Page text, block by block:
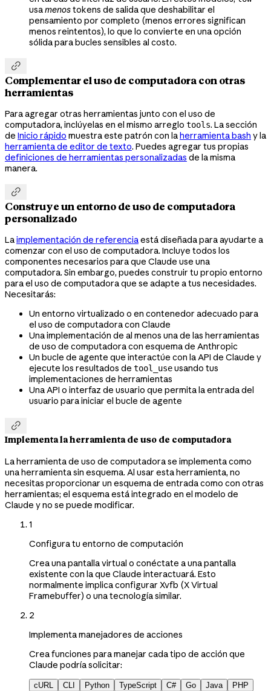
usamenostokens de salida que deshabilitar el
pensamiento por completo (menos errores significan
menos reintentos), lo que lo convierte en una opción
sólida para bucles sensibles al costo.

Complementar el uso de computadora con otras
herramientas
Para agregar otras herramientas junto con el uso de
computadora, inclúyelas en el mismo arreglo tools. La sección
de Inicio rápido muestra este patrón con laherramienta bash y la
herramienta de editor de texto. Puedes agregar tus propias
definiciones de herramientas personalizadas de la misma
manera.

Construye un entorno de uso de computadora
personalizado
Laimplementación de referenciaestá diseñada para ayudarte a
comenzar con el uso de computadora. Incluye todos los
componentes necesarios para que Claude use una
computadora. Sin embargo, puedes construir tu propio entorno
para el uso de computadora que se adapte a tus necesidades.
Necesitarás:
Un entorno virtualizado o en contenedor adecuado para
el uso de computadora con Claude
Una implementación de al menos una de las herramientas
de uso de computadora con esquema de Anthropic
Un bucle de agente que interactúe con la API de Claude y
ejecute los resultados de tool_useusando tus
implementaciones de herramientas
Una API o interfaz de usuario que permita la entrada del
usuario para iniciar el bucle de agente

Implementa la herramienta de uso de computadora
La herramienta de uso de computadora se implementa como
una herramienta sin esquema. Al usar esta herramienta, no
necesitas proporcionar un esquema de entrada como con otras
herramientas; el esquema está integrado en el modelo de
Claude y no se puede modificar.
1
Configura tu entorno de computación
Crea una pantalla virtual o conéctate a una pantalla
existente con la que Claude interactuará. Esto
normalmente implica configurar Xvfb (X Virtual
Framebuffer) o una tecnología similar.
2
Implementa manejadores de acciones
Crea funciones para manejar cada tipo de acción que
Claude podría solicitar:
cURL CLI Python TypeScript C# Go Java
PHP